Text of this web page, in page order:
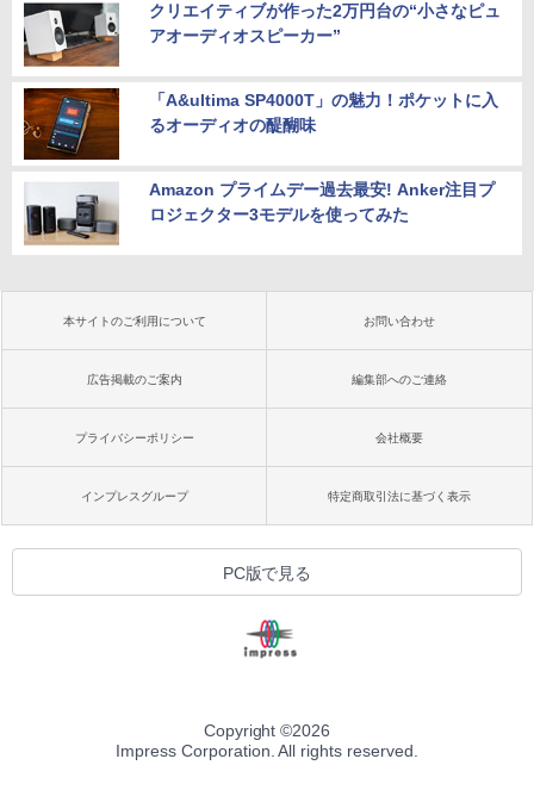
クリエイティブが作った2万円台の“小さなピュ
アオーディオスピーカー”
「A&ultima SP4000T」の魅力！ポケットに入
るオーディオの醍醐味
Amazon プライムデー過去最安! Anker注目プ
ロジェクター3モデルを使ってみた
本サイトのご利用について お問い合わせ
広告掲載のご案内 編集部へのご連絡
プライバシーポリシー 会社概要
インプレスグループ 特定商取引法に基づく表示
PC版で見る
Copyright ©2026
Impress Corporation. All rights reserved.